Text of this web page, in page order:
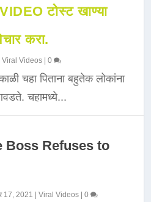
टोस्ट खाण्या
करा.
|Viral Videos |0
चहा पिताना बहुतेक लोकांना
चहामध्ये...
Boss Refuses to
17, 2021 |Viral Videos |0